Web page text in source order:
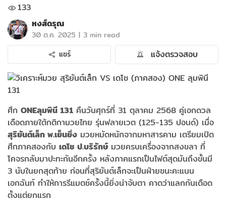
133
หงส์ดรุณ
30 ต.ค. 2025 | 3 min read
แชร์
แจ้งตรวจสอบ
ศึก ONEลุมพินี 131 คืนวันศุกร์ที่ 31 ตุลาคม 2568 คู่เอกดวล
เดือดภายใต้กติกามวยไทย รุ่นฟลายเวต (125-135 ปอนด์) เมื่อ
สุริยันต์เล็ก พ.เย็นยิ่ง มวยหมัดหนักจากมหาสารคาม เตรียมเปิด
ศึกภาคสองกับ เดโช ป.บริรักษ์มวยครบเครื่องจากสงขลา ที่
โคจรกลับมาปะทะกันอีกครั้ง หลังภาคแรกเป็นไฟต์สุดมันถึงขั้นมี
3 นับในยกสุดท้าย ก่อนที่สุริยันต์เล็กจะเป็นฝ่ายชนะคะแนน
เอกฉันท์ ทำให้การรีแมตช์ครั้งนี้ยิ่งน่าจับตา คาดว่าแลกกันเดือด
ตั้งแต่ยกแรก